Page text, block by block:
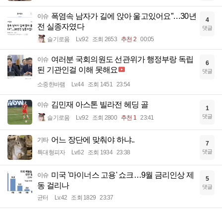
이슈 폭염속 남자가 길에 앉아 울고있어요”…30년
전 실종자였다
슬기로움 Lv.92 조회 2653 추천 2 00:05
4
댓글
이슈 여러분 국회의원도 선관위가 행정부랑 독립
된 기관인걸 이해 못해요
소중한바램 Lv.44 조회 1451 23:54
6
댓글
이슈 김민재 아스톤 빌라전 헤딩 골
슬기로움 Lv.92 조회 2800 추천 1 23:41
1
댓글
기타 어느 장단에 맞춰야 하냐..
특대형피자 Lv.62 조회 1934 23:38
7
댓글
이슈 미국 '마이너스 고용' 쇼크…9월 금리인상 제
동 걸리나
균터 Lv.42 조회 1829 23:37
5
댓글